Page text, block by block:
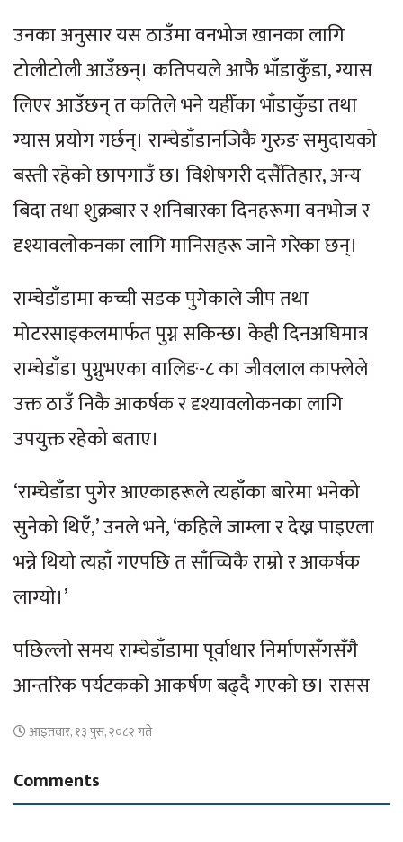
उनका अनुसार यस ठाउँमा वनभोज खानका लागि
टोलीटोली आउँछन्। कतिपयले आफै भाँडाकुँडा, ग्यास
लिएर आउँछन् त कतिले भने यहीँका भाँडाकुँडा तथा
ग्यास प्रयोग गर्छन्। राम्चेडाँडानजिकै गुरुङ समुदायको
बस्ती रहेको छापगाउँ छ। विशेषगरी दसैँतिहार, अन्य
बिदा तथा शुक्रबार र शनिबारका दिनहरूमा वनभोज र
दृश्यावलोकनका लागि मानिसहरू जाने गरेका छन्।
राम्चेडाँडामा कच्ची सडक पुगेकाले जीप तथा
मोटरसाइकलमार्फत पुग्न सकिन्छ। केही दिनअघिमात्र
राम्चेडाँडा पुग्नुभएका वालिङ-८ का जीवलाल काफ्लेले
उक्त ठाउँ निकै आकर्षक र दृश्यावलोकनका लागि
उपयुक्त रहेको बताए।
‘राम्चेडाँडा पुगेर आएकाहरूले त्यहाँका बारेमा भनेको
सुनेको थिएँ,’ उनले भने, ‘कहिले जाम्ला र देख्न पाइएला
भन्ने थियो त्यहाँ गएपछि त साँच्चिकै राम्रो र आकर्षक
लाग्यो।’
पछिल्लो समय राम्चेडाँडामा पूर्वाधार निर्माणसँगसँगै
आन्तरिक पर्यटकको आकर्षण बढ्दै गएको छ। रासस
आइतवार, १३ पुस, २०८२ गते
Comments